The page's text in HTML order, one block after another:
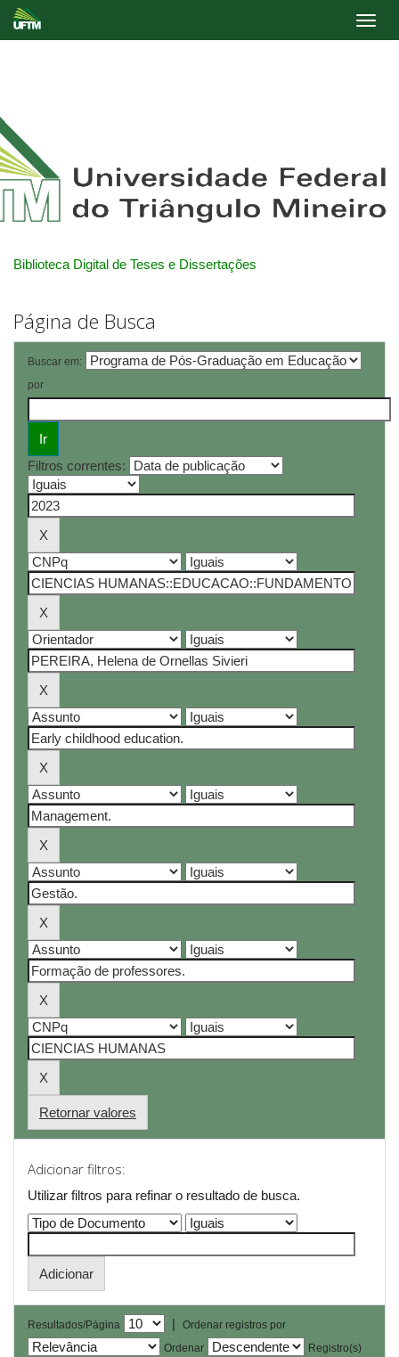
Biblioteca Digital de Teses e Dissertações
Página de Busca
Buscar em:
por
Filtros correntes:
Retornar valores
Adicionar filtros:
Utilizar filtros para refinar o resultado de busca.
Resultados/Página |
Ordenar registros por
Ordenar
Registro(s)